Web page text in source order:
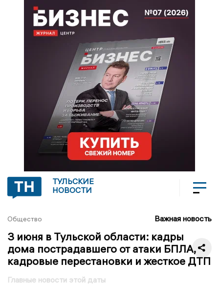
ТУЛЬСКИЕ
НОВОСТИ
Общество Важная новость
3 июня в Тульской области: кадры
дома пострадавшего от атаки БПЛА,
кадровые перестановки и жесткое ДТП
Главные новости этой даты